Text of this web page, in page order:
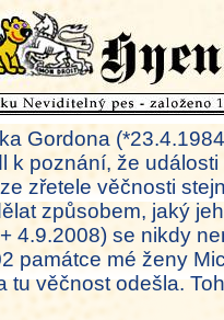
Gordona
k poznání, že
zřetele věčnosti
způsobem, jaký
4.9.2008) se nikdy
památce mé ženy
tu věčnost odešla.